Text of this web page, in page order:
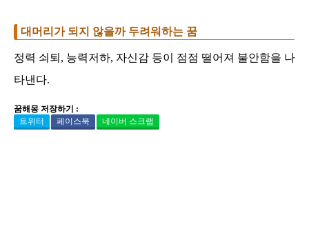
대머리가 되지 않을까 두려워하는 꿈
정력 쇠퇴, 능력저하, 자신감 등이 점점 떨어져 불안함을 나
타낸다.
꿈해몽 저장하기 :
트위터
페이스북 네이버 스크랩